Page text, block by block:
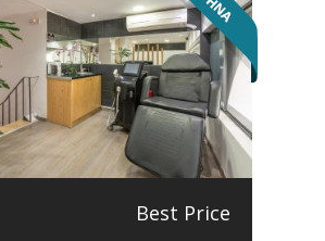
Best Price